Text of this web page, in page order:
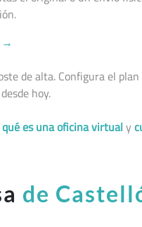
→
de alta. Configura el plan
hoy.
qué es una oficina virtual y
de